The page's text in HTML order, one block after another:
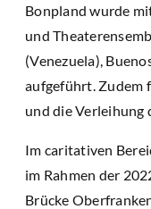
Bonpland wurde
und
(Venezuela),
aufgeführt. Zudem
und die Verleihung
Im caritativen
im Rahmen der
Brücke